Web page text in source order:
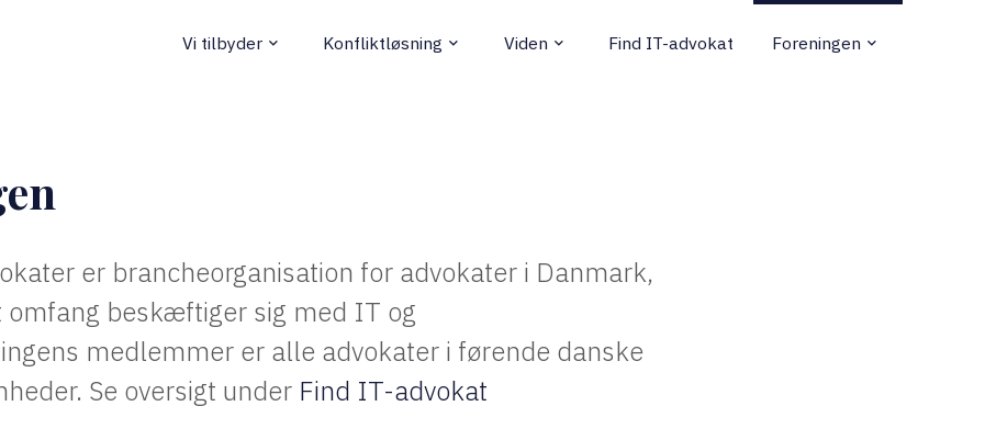
Vi tilbyder keyboard_arrow_down Konfliktløsning keyboard_arrow_down Viden keyboard_arrow_down Find IT-advokat Foreningen keyboard_arrow_down
er brancheorganisation for advokater i Danmark,
beskæftiger sig med IT og
medlemmer er alle advokater i førende danske
Se oversigt under Find IT-advokat